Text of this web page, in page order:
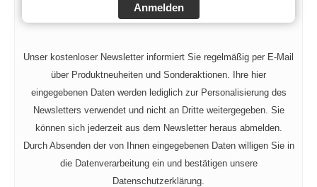
Anmelden
Unser kostenloser Newsletter informiert Sie regelmäßig per E-Mail
über Produktneuheiten und Sonderaktionen. Ihre hier
eingegebenen Daten werden lediglich zur Personalisierung des
Newsletters verwendet und nicht an Dritte weitergegeben. Sie
können sich jederzeit aus dem Newsletter heraus abmelden.
Durch Absenden der von Ihnen eingegebenen Daten willigen Sie in
die Datenverarbeitung ein und bestätigen unsere
Datenschutzerklärung.